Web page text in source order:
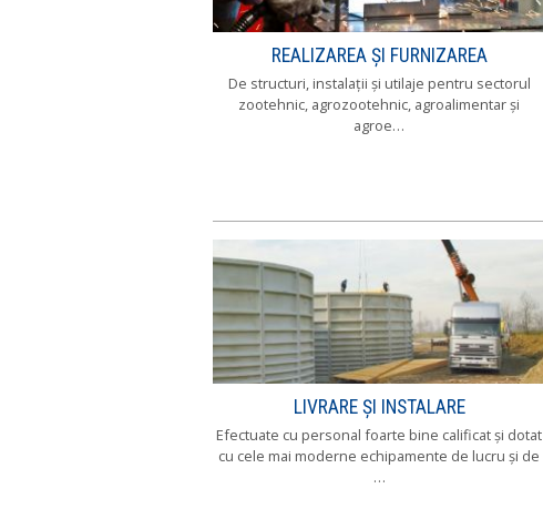
REALIZAREA ŞI FURNIZAREA
De structuri, instalaţii şi utilaje pentru sectorul
zootehnic, agrozootehnic, agroalimentar şi
agroe…
LIVRARE ŞI INSTALARE
Efectuate cu personal foarte bine calificat şi dotat
cu cele mai moderne echipamente de lucru şi de
…